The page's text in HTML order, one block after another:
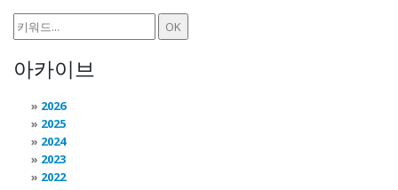
아카이브
2026
2025
2024
2023
2022